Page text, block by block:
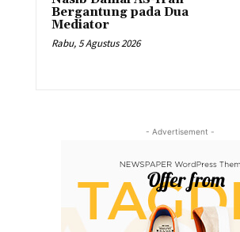
Bergantung pada Dua
Mediator
Rabu, 5 Agustus 2026
- Advertisement -